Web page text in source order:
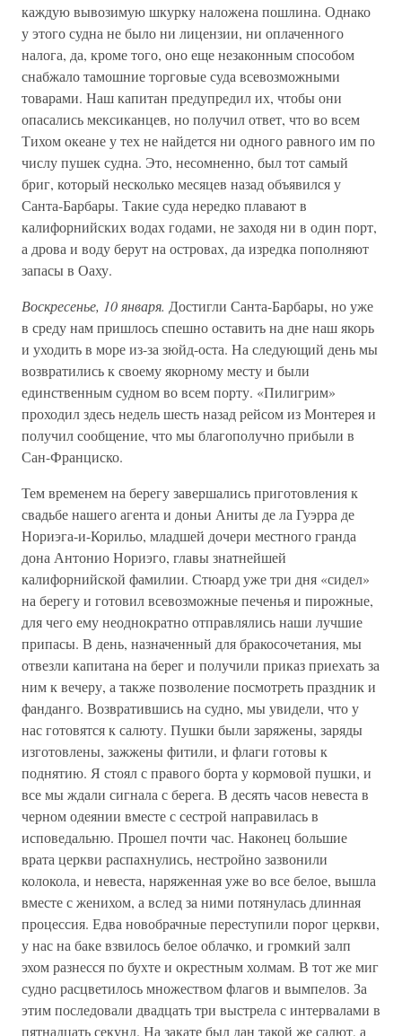
каждую вывозимую шкурку наложена пошлина. Однако
у этого судна не было ни лицензии, ни оплаченного
налога, да, кроме того, оно еще незаконным способом
снабжало тамошние торговые суда всевозможными
товарами. Наш капитан предупредил их, чтобы они
опасались мексиканцев, но получил ответ, что во всем
Тихом океане у тех не найдется ни одного равного им по
числу пушек судна. Это, несомненно, был тот самый
бриг, который несколько месяцев назад объявился у
Санта-Барбары. Такие суда нередко плавают в
калифорнийских водах годами, не заходя ни в один порт,
а дрова и воду берут на островах, да изредка пополняют
запасы в Оаху.
Воскресенье, 10 января. Достигли Санта-Барбары, но уже
в среду нам пришлось спешно оставить на дне наш якорь
и уходить в море из-за зюйд-оста. На следующий день мы
возвратились к своему якорному месту и были
единственным судном во всем порту. «Пилигрим»
проходил здесь недель шесть назад рейсом из Монтерея и
получил сообщение, что мы благополучно прибыли в
Сан-Франциско.
Тем временем на берегу завершались приготовления к
свадьбе нашего агента и доньи Аниты де ла Гуэрра де
Нориэга-и-Корильо, младшей дочери местного гранда
дона Антонио Нориэго, главы знатнейшей
калифорнийской фамилии. Стюард уже три дня «сидел»
на берегу и готовил всевозможные печенья и пирожные,
для чего ему неоднократно отправлялись наши лучшие
припасы. В день, назначенный для бракосочетания, мы
отвезли капитана на берег и получили приказ приехать за
ним к вечеру, а также позволение посмотреть праздник и
фанданго. Возвратившись на судно, мы увидели, что у
нас готовятся к салюту. Пушки были заряжены, заряды
изготовлены, зажжены фитили, и флаги готовы к
поднятию. Я стоял с правого борта у кормовой пушки, и
все мы ждали сигнала с берега. В десять часов невеста в
черном одеянии вместе с сестрой направилась в
исповедальню. Прошел почти час. Наконец большие
врата церкви распахнулись, нестройно зазвонили
колокола, и невеста, наряженная уже во все белое, вышла
вместе с женихом, а вслед за ними потянулась длинная
процессия. Едва новобрачные переступили порог церкви,
у нас на баке взвилось белое облачко, и громкий залп
эхом разнесся по бухте и окрестным холмам. В тот же миг
судно расцветилось множеством флагов и вымпелов. За
этим последовали двадцать три выстрела с интервалами в
пятнадцать секунд. На закате был дан такой же салют, а